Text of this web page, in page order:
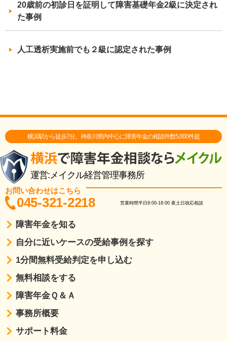
20歳前の初診日を証明して障害基礎年金2級に決定され
た事例
人工透析実施前でも２級に認定された事例
横浜駅から徒歩7分。神奈川県内中心に障害年金の相談件数5,000件超
運営:メイクル経営管理事務所
お問い合わせはこちら
045-321-2218 営業時間平日9:00-18:00夜土日祝応相談
障害年金を知る
自分に近いケースの受給事例を探す
1分間無料受給判定を申し込む
無料相談をする
障害年金Ｑ＆Ａ
事務所概要
サポート料金